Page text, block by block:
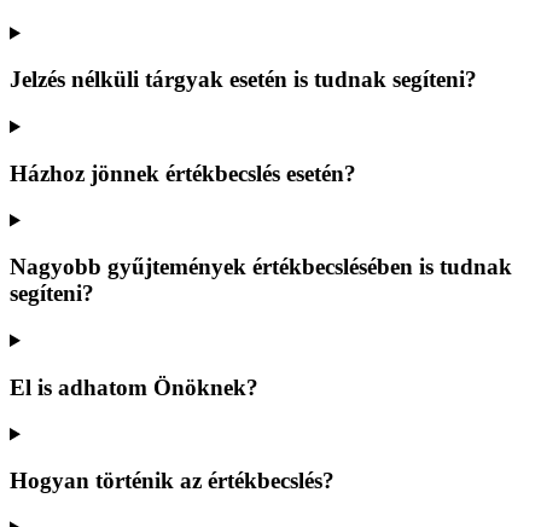
Jelzés nélküli tárgyak esetén is tudnak segíteni?
Házhoz jönnek értékbecslés esetén?
Nagyobb gyűjtemények értékbecslésében is tudnak
segíteni?
El is adhatom Önöknek?
Hogyan történik az értékbecslés?